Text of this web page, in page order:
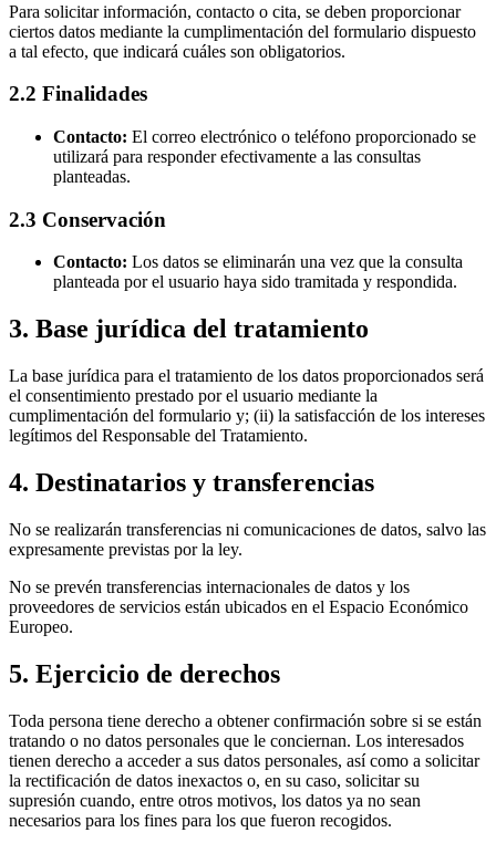
Para solicitar información, contacto o cita, se deben proporcionar
ciertos datos mediante la cumplimentación del formulario dispuesto
a tal efecto, que indicará cuáles son obligatorios.
2.2 Finalidades
Contacto: El correo electrónico o teléfono proporcionado se
utilizará para responder efectivamente a las consultas
planteadas.
2.3 Conservación
Contacto: Los datos se eliminarán una vez que la consulta
planteada por el usuario haya sido tramitada y respondida.
3. Base jurídica del tratamiento
La base jurídica para el tratamiento de los datos proporcionados será
el consentimiento prestado por el usuario mediante la
cumplimentación del formulario y; (ii) la satisfacción de los intereses
legítimos del Responsable del Tratamiento.
4. Destinatarios y transferencias
No se realizarán transferencias ni comunicaciones de datos, salvo las
expresamente previstas por la ley.
No se prevén transferencias internacionales de datos y los
proveedores de servicios están ubicados en el Espacio Económico
Europeo.
5. Ejercicio de derechos
Toda persona tiene derecho a obtener confirmación sobre si se están
tratando o no datos personales que le conciernan. Los interesados
tienen derecho a acceder a sus datos personales, así como a solicitar
la rectificación de datos inexactos o, en su caso, solicitar su
supresión cuando, entre otros motivos, los datos ya no sean
necesarios para los fines para los que fueron recogidos.